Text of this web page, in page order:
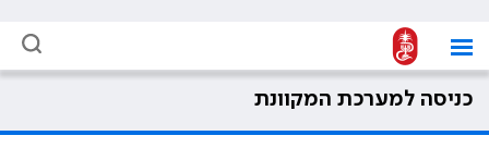
כניסה למערכת המקוונת